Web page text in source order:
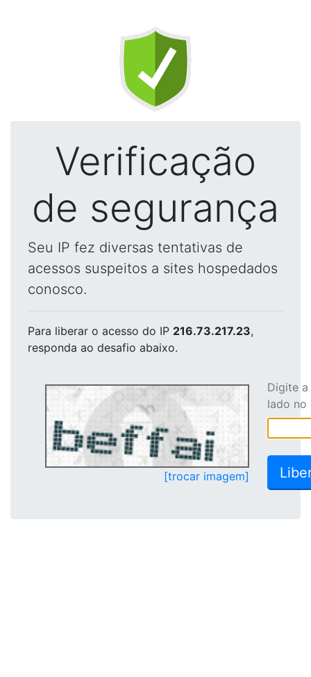
Verificação
de segurança
Seu IP fez diversas tentativas de
acessos suspeitos a sites hospedados
conosco.
Para liberar o acesso do IP 216.73.217.23,
responda ao desafio abaixo.
[trocar imagem]
Digite
lado no